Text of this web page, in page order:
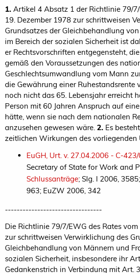
1. Artikel 4 Absatz 1 der Richtlinie 79/
19. Dezember 1978 zur schrittweisen
Grundsatzes der Gleichbehandlung
im Bereich der sozialen Sicherheit ist
er Rechtsvorschriften entgegensteht,
gemäß den Voraussetzungen des
Geschlechtsumwandlung vom Mann
die Gewährung einer Ruhestandsrente
noch nicht das 65. Lebensjahr erreicht
Person mit 60 Jahren Anspruch auf
hätte, wenn sie nach dem nationalen
anzusehen gewesen wäre. 2. Es
zeitlichen Wirkungen des vorliegenden
EuGH, Urt. v. 27.04.2006 - C-
Secretary of State for Work and
Schlussanträge; Slg. I 2006,
963; EuZW 2006, 342
---------------------------------
Die Richtlinie 79/7/EWG des Rates
zur schrittweisen Verwirklichung des
Gleichbehandlung von Männern und
sozialen Sicherheit, insbesondere ihr
Gedankenstrich in Verbindung mit Art.